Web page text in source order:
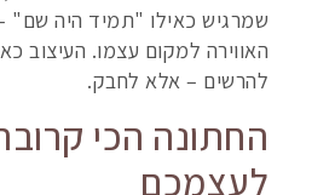
שמרגיש כאילו "תמיד היה שם"
האווירה למקום עצמו. העיצוב
להרשים – אלא לחבק.
החתונה הכי
לעצמכם